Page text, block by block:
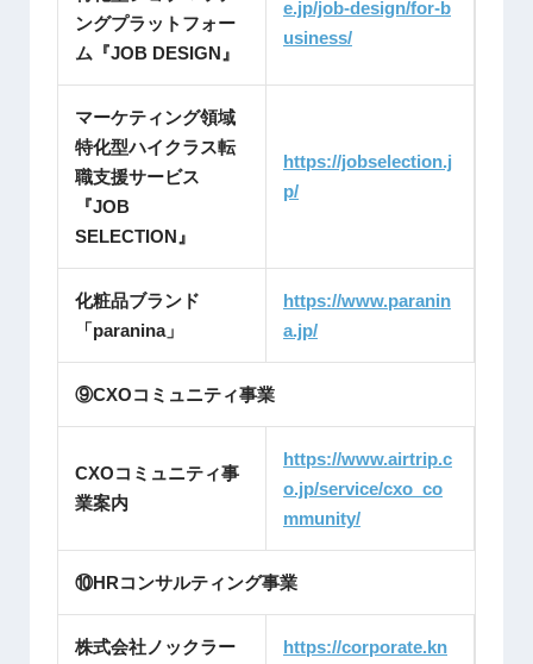
ングプラットフォー
ム『JOB DESIGN』
e.jp/job-design/for-b
usiness/
マーケティング領域
特化型ハイクラス転
職支援サービス
『JOB
SELECTION』
https://jobselection.j
p/
化粧品ブランド
「paranina」
https://www.paranin
a.jp/
⑨CXOコミュニティ事業
CXOコミュニティ事
業案内
https://www.airtrip.c
o.jp/service/cxo_co
mmunity/
⑩HRコンサルティング事業
株式会社ノックラー
https://corporate.kn